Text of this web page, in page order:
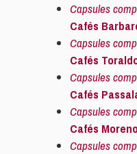
Capsules
Cafés
Capsules
Cafés
Capsules
Cafés
Capsules
Cafés
Capsules